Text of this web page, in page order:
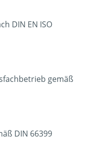
DIN EN ISO
gemäß
DIN 66399